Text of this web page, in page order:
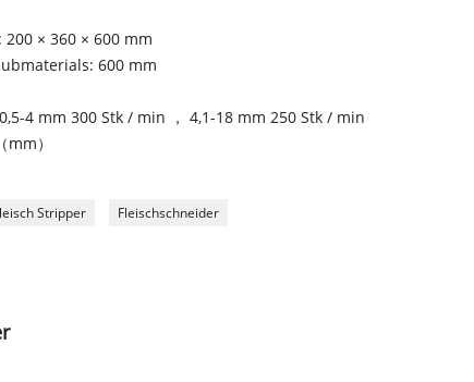
× 360 × 600 mm
600 mm
4 mm 300 Stk / min ， 4,1-18 mm 250 Stk / min
）
Stripper Fleischschneider